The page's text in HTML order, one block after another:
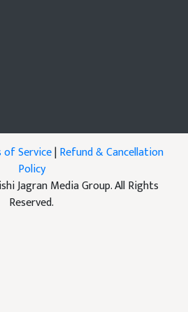
of Service|Refund & Cancellation
Policy
Jagran Media Group. All Rights
Reserved.